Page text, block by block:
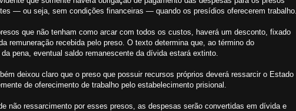
— ou seja, sem condições financeiras — quando os presídios oferecerem trabalho.
que não tenham como arcar com todos os custos, haverá um desconto, fixado
remuneração recebida pelo preso. O texto determina que, ao término do
pena, eventual saldo remanescente da dívida estará extinto.
deixou claro que o preso que possuir recursos próprios deverá ressarcir o Estado
de oferecimento de trabalho pelo estabelecimento prisional.
não ressarcimento por esses presos, as despesas serão convertidas em dívida e